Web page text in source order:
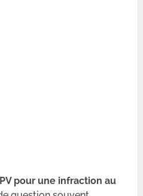
pour une infraction au